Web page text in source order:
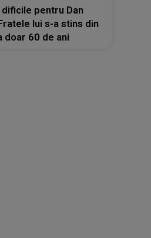
dificile pentru Dan
lui s-a stins din
doar 60 de ani